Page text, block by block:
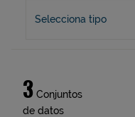
Selecciona tipo
3 Conjuntos
de datos